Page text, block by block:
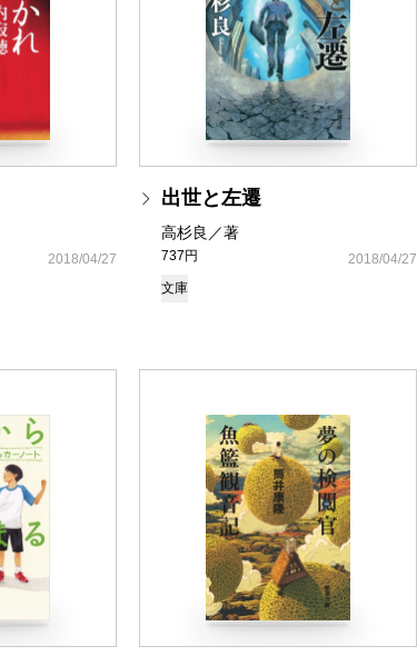
2018/04/27
出世と左遷
高杉良／著
737円
2018/04/27
文庫